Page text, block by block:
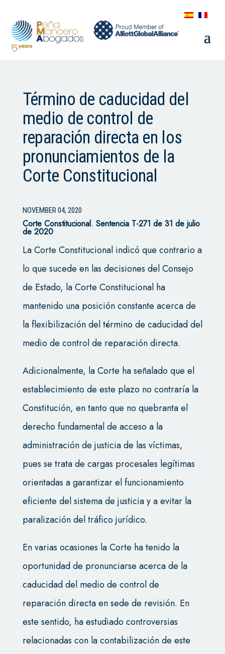
Término de caducidad del
medio de control de
reparación directa en los
pronunciamientos de la
Corte Constitucional
NOVEMBER 04, 2020
Corte Constitucional. Sentencia T-271 de 31 de julio
de 2020
La Corte Constitucional indicó que contrario a
lo que sucede en las decisiones del Consejo
de Estado, la Corte Constitucional ha
mantenido una posición constante acerca de
la flexibilización del término de caducidad del
medio de control de reparación directa.
Adicionalmente, la Corte ha señalado que el
establecimiento de este plazo no contraría la
Constitución, en tanto que no quebranta el
derecho fundamental de acceso a la
administración de justicia de las víctimas,
pues se trata de cargas procesales legítimas
orientadas a garantizar el funcionamiento
eficiente del sistema de justicia y a evitar la
paralización del tráfico jurídico.
En varias ocasiones la Corte ha tenido la
oportunidad de pronunciarse acerca de la
caducidad del medio de control de
reparación directa en sede de revisión. En
este sentido, ha estudiado controversias
relacionadas con la contabilización de este